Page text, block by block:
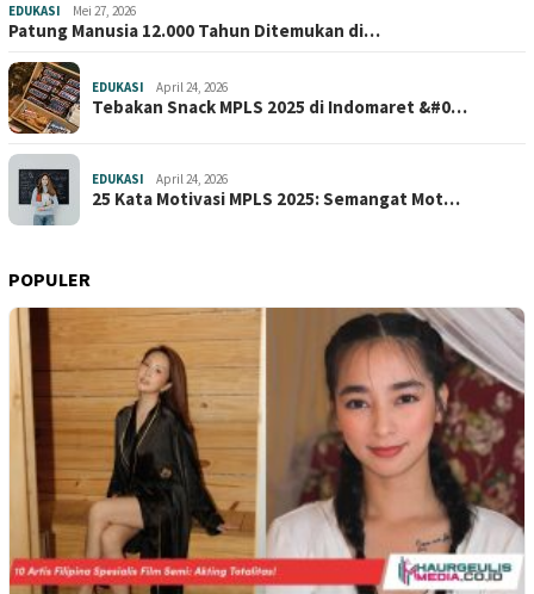
EDUKASI Mei 27, 2026
Patung Manusia 12.000 Tahun Ditemukan di…
EDUKASI April 24, 2026
Tebakan Snack MPLS 2025 di Indomaret &#0…
EDUKASI April 24, 2026
25 Kata Motivasi MPLS 2025: Semangat Mot…
POPULER